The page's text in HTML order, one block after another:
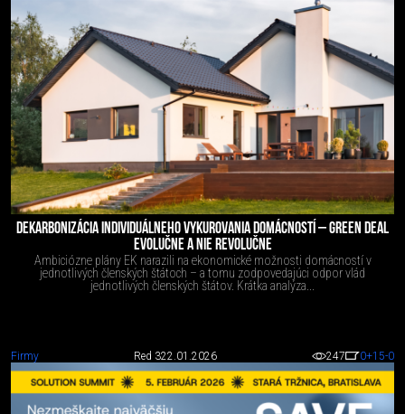
DEKARBONIZÁCIA INDIVIDUÁLNEHO VYKUROVANIA DOMÁCNOSTÍ – GREEN DEAL
EVOLUČNE A NIE REVOLUČNE
Ambiciózne plány EK narazili na ekonomické možnosti domácností v
jednotlivých členských štátoch – a tomu zodpovedajúci odpor vlád
jednotlivých členských štátov. Krátka analýza...
Firmy Red 322.01.2026 247 0+15-0